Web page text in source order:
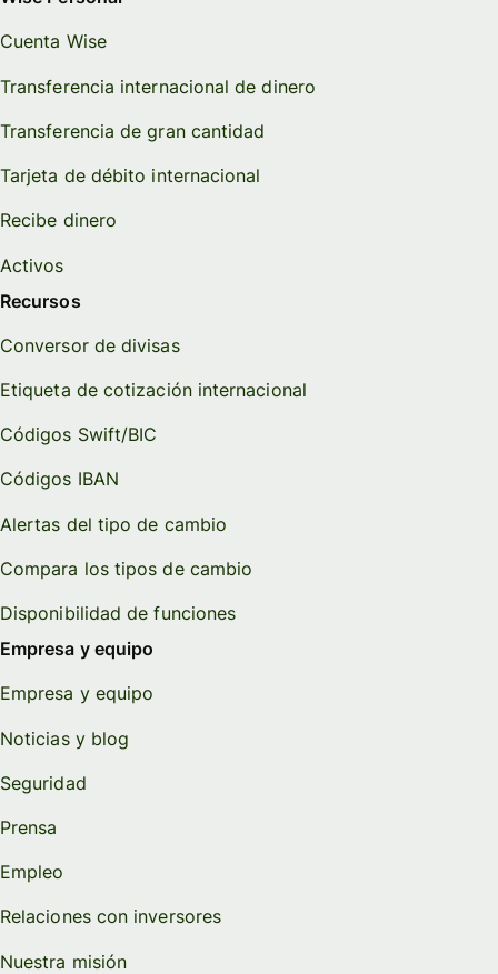
Cuenta Wise
Transferencia internacional de dinero
Transferencia de gran cantidad
Tarjeta de débito internacional
Recibe dinero
Activos
Recursos
Conversor de divisas
Etiqueta de cotización internacional
Códigos Swift/BIC
Códigos IBAN
Alertas del tipo de cambio
Compara los tipos de cambio
Disponibilidad de funciones
Empresa y equipo
Empresa y equipo
Noticias y blog
Seguridad
Prensa
Empleo
Relaciones con inversores
Nuestra misión